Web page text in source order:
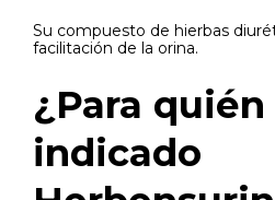
Su compuesto de hierbas
facilitación de la orina.
¿Para
indicado